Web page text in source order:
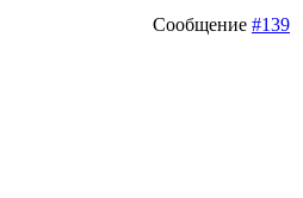
Сообщение #139